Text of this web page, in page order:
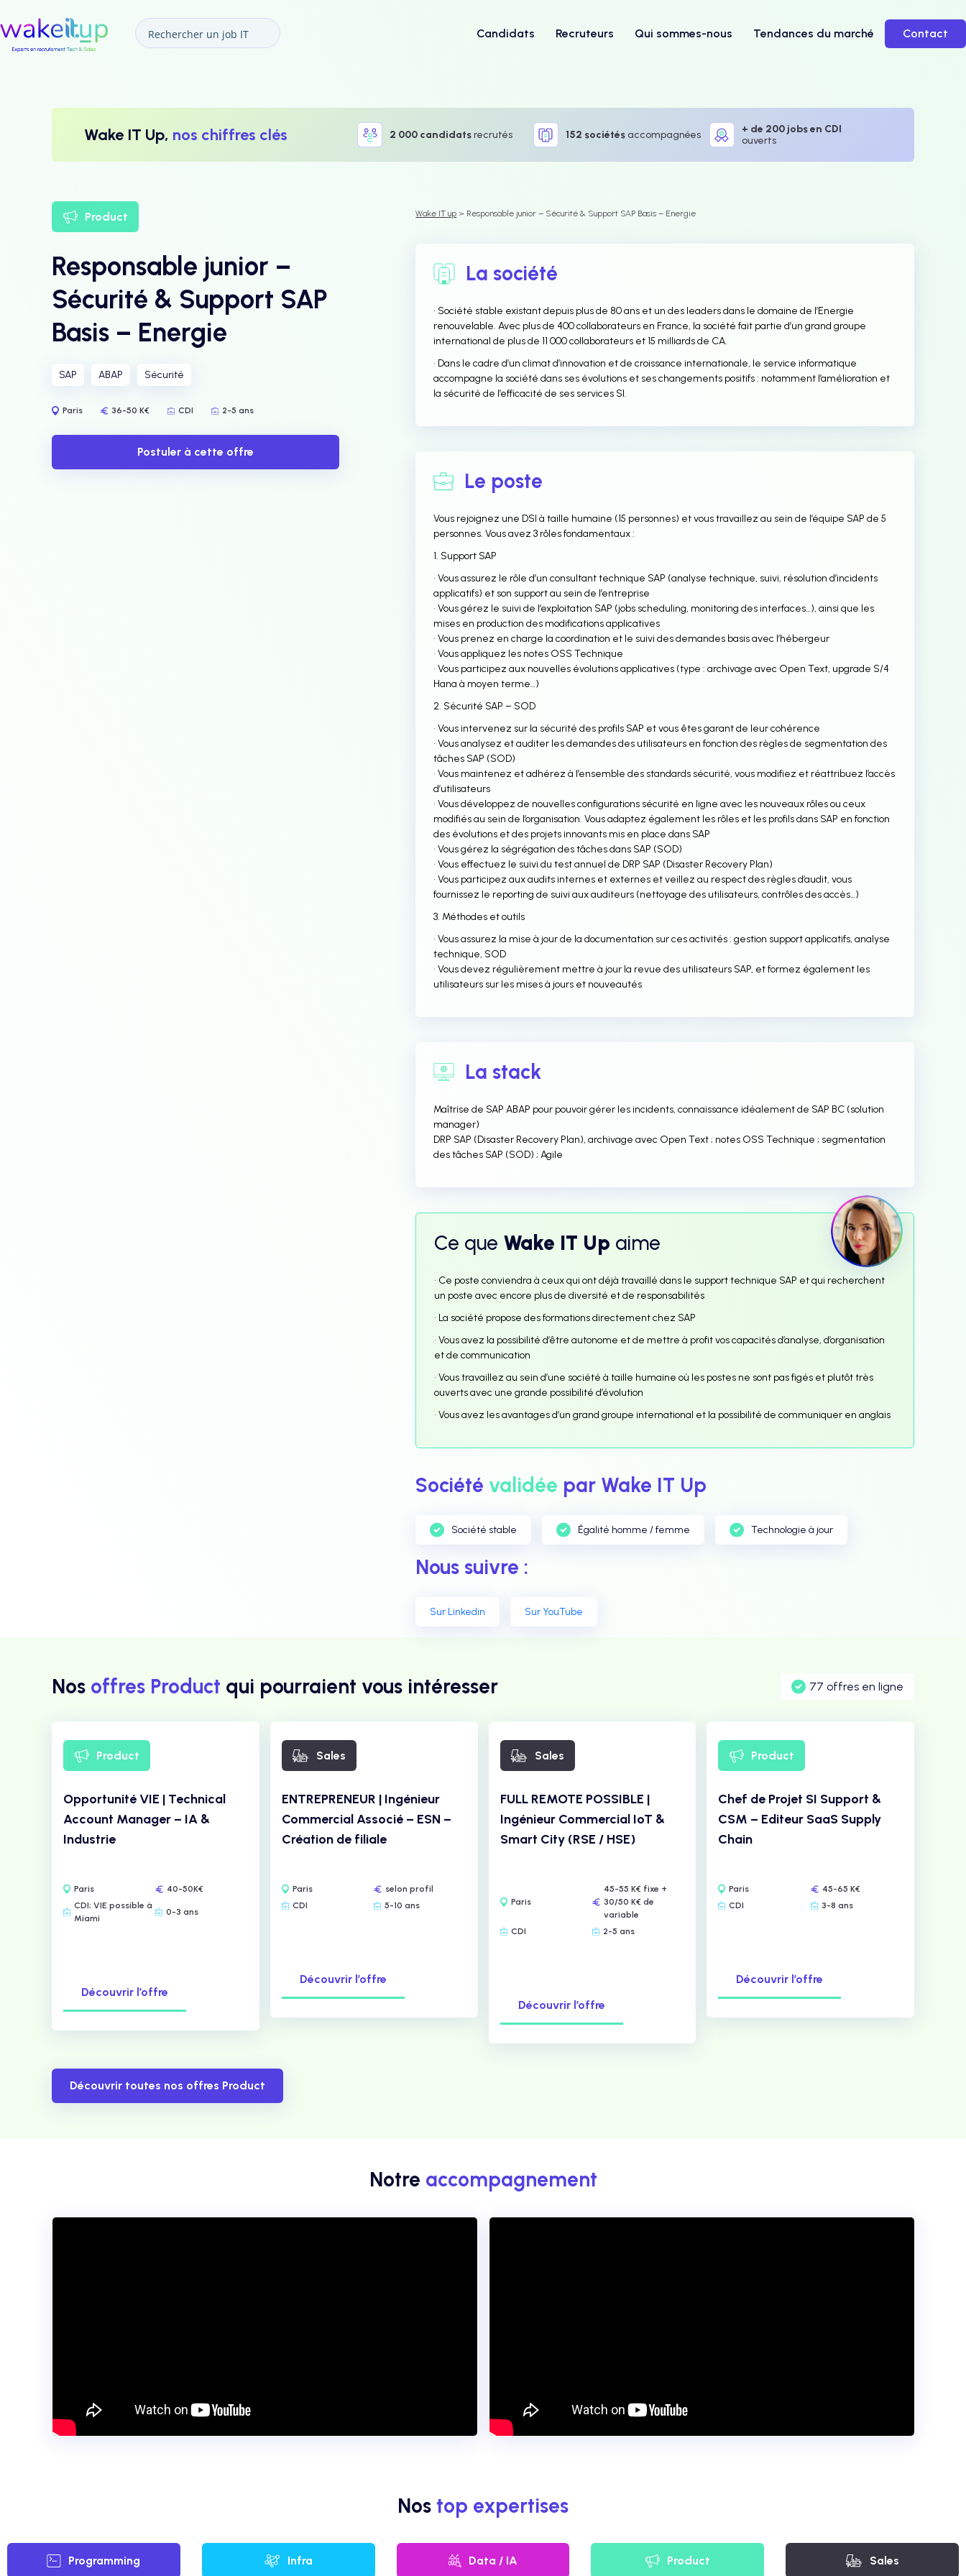
Candidats Recruteurs Qui sommes-nous Tendances du marché Contact
Wake IT Up, nos chiffres clés 2 000 candidatsrecrutés 152 sociétésaccompagnées
+ de 200 jobs en CDI
ouverts
Product
Responsable junior –
Sécurité & Support SAP
Basis – Energie
SAP ABAP Sécurité
Paris 36-50 K€ CDI 2-5 ans
Postuler à cette offre
Wake IT up > Responsable junior – Sécurité & Support SAP Basis – Energie
La société
• Société stable existant depuis plus de 80 ans et un des leaders dans le domaine de l’Energie
renouvelable. Avec plus de 400 collaborateurs en France, la société fait partie d’un grand groupe
international de plus de 11 000 collaborateurs et 15 milliards de CA.
• Dans le cadre d’un climat d’innovation et de croissance internationale, le service informatique
accompagne la société dans ses évolutions et ses changements positifs : notamment l’amélioration et
la sécurité de l’efficacité de ses services SI.
Le poste
Vous rejoignez une DSI à taille humaine (15 personnes) et vous travaillez au sein de l’équipe SAP de 5
personnes. Vous avez 3 rôles fondamentaux :
1. Support SAP
• Vous assurez le rôle d’un consultant technique SAP (analyse technique, suivi, résolution d’incidents
applicatifs) et son support au sein de l’entreprise
• Vous gérez le suivi de l’exploitation SAP (jobs scheduling, monitoring des interfaces…), ainsi que les
mises en production des modifications applicatives
• Vous prenez en charge la coordination et le suivi des demandes basis avec l’hébergeur
• Vous appliquez les notes OSS Technique
• Vous participez aux nouvelles évolutions applicatives (type : archivage avec Open Text, upgrade S/4
Hana à moyen terme…)
2. Sécurité SAP – SOD
• Vous intervenez sur la sécurité des profils SAP et vous êtes garant de leur cohérence
• Vous analysez et auditer les demandes des utilisateurs en fonction des règles de segmentation des
tâches SAP (SOD)
• Vous maintenez et adhérez à l’ensemble des standards sécurité, vous modifiez et réattribuez l’accès
d’utilisateurs
• Vous développez de nouvelles configurations sécurité en ligne avec les nouveaux rôles ou ceux
modifiés au sein de l’organisation. Vous adaptez également les rôles et les profils dans SAP en fonction
des évolutions et des projets innovants mis en place dans SAP
• Vous gérez la ségrégation des tâches dans SAP (SOD)
• Vous effectuez le suivi du test annuel de DRP SAP (Disaster Recovery Plan)
• Vous participez aux audits internes et externes et veillez au respect des règles d’audit, vous
fournissez le reporting de suivi aux auditeurs (nettoyage des utilisateurs, contrôles des accès…)
3. Méthodes et outils
• Vous assurez la mise à jour de la documentation sur ces activités : gestion support applicatifs, analyse
technique, SOD
• Vous devez régulièrement mettre à jour la revue des utilisateurs SAP, et formez également les
utilisateurs sur les mises à jours et nouveautés
La stack
Maîtrise de SAP ABAP pour pouvoir gérer les incidents, connaissance idéalement de SAP BC (solution
manager)
DRP SAP (Disaster Recovery Plan), archivage avec Open Text ; notes OSS Technique ; segmentation
des tâches SAP (SOD) ; Agile
Ce que Wake IT Up aime
• Ce poste conviendra à ceux qui ont déjà travaillé dans le support technique SAP et qui recherchent
un poste avec encore plus de diversité et de responsabilités
• La société propose des formations directement chez SAP
• Vous avez la possibilité d’être autonome et de mettre à profit vos capacités d’analyse, d’organisation
et de communication
• Vous travaillez au sein d’une société à taille humaine où les postes ne sont pas figés et plutôt très
ouverts avec une grande possibilité d’évolution
• Vous avez les avantages d’un grand groupe international et la possibilité de communiquer en anglais
Société validée par Wake IT Up
Société stable Égalité homme / femme Technologie à jour
Nous suivre :
Sur Linkedin Sur YouTube
Nos offres Product qui pourraient vous intéresser 77 offres en ligne
Product
Opportunité VIE | Technical
Account Manager – IA &
Industrie
Paris
40-50K€
CDI; VIE possible à
Miami
0-3 ans
Découvrir l’offre
Sales
ENTREPRENEUR | Ingénieur
Commercial Associé – ESN –
Création de filiale
Paris
selon profil
CDI
5-10 ans
Découvrir l’offre
Sales
FULL REMOTE POSSIBLE |
Ingénieur Commercial IoT &
Smart City (RSE / HSE)
Paris
45-55 K€ fixe +
30/50 K€ de
variable
CDI
2-5 ans
Découvrir l’offre
Product
Chef de Projet SI Support &
CSM – Editeur SaaS Supply
Chain
Paris
45-65 K€
CDI
3-8 ans
Découvrir l’offre
Découvrir toutes nos offres Product
Notre accompagnement
Nos top expertises
Programming Infra Data / IA Product Sales